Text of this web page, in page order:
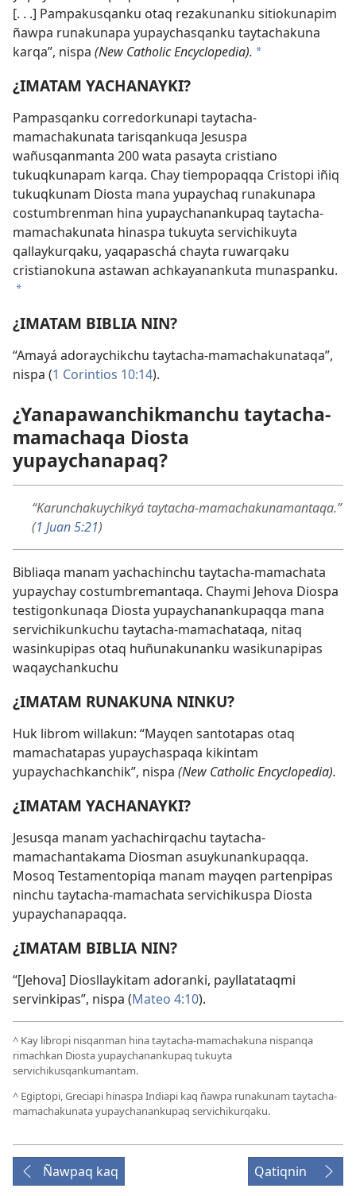
[. . .] Pampakusqanku otaq rezakunanku sitiokunapim
ñawpa runakunapa yupaychasqanku taytachakuna
karqa”, nispa (New Catholic Encyclopedia). *
¿IMATAM YACHANAYKI?
Pampasqanku corredorkunapi taytacha-
mamachakunata tarisqankuqa Jesuspa
wañusqanmanta 200 wata pasayta cristiano
tukuqkunapam karqa. Chay tiempopaqqa Cristopi iñiq
tukuqkunam Diosta mana yupaychaq runakunapa
costumbrenman hina yupaychanankupaq taytacha-
mamachakunata hinaspa tukuyta servichikuyta
qallaykurqaku, yaqapaschá chayta ruwarqaku
cristianokuna astawan achkayanankuta munaspanku.
*
¿IMATAM BIBLIA NIN?
“Amayá adoraychikchu taytacha-mamachakunataqa”,
nispa (1 Corintios 10:14).
¿Yanapawanchikmanchu taytacha-
mamachaqa Diosta
yupaychanapaq?
“Karunchakuychikyá taytacha-mamachakunamantaqa.”
(1 Juan 5:21)
Bibliaqa manam yachachinchu taytacha-mamachata
yupaychay costumbremantaqa. Chaymi Jehova Diospa
testigonkunaqa Diosta yupaychanankupaqqa mana
servichikunkuchu taytacha-mamachataqa, nitaq
wasinkupipas otaq huñunakunanku wasikunapipas
waqaychankuchu
¿IMATAM RUNAKUNA NINKU?
Huk librom willakun: “Mayqen santotapas otaq
mamachatapas yupaychaspaqa kikintam
yupaychachkanchik”, nispa (New Catholic Encyclopedia).
¿IMATAM YACHANAYKI?
Jesusqa manam yachachirqachu taytacha-
mamachantakama Diosman asuykunankupaqqa.
Mosoq Testamentopiqa manam mayqen partenpipas
ninchu taytacha-mamachata servichikuspa Diosta
yupaychanapaqqa.
¿IMATAM BIBLIA NIN?
“[Jehova] Diosllaykitam adoranki, payllatataqmi
servinkipas”, nispa (Mateo 4:10).
^ Kay libropi nisqanman hina taytacha-mamachakuna nispanqa
rimachkan Diosta yupaychanankupaq tukuyta
servichikusqankumantam.
^ Egiptopi, Greciapi hinaspa Indiapi kaq ñawpa runakunam taytacha-
mamachakunata yupaychanankupaq servichikurqaku.
Ñawpaq kaq Qatiqnin